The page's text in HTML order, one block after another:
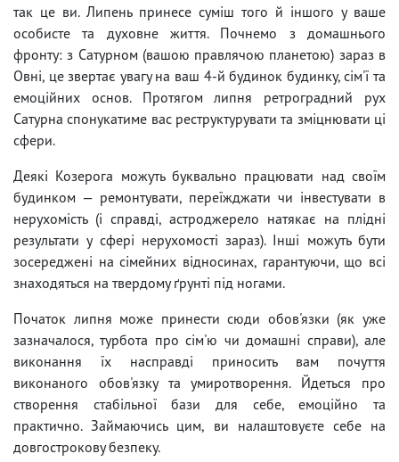
так це ви. Липень принесе суміш того й іншого у ваше
особисте та духовне життя. Почнемо з домашнього
фронту: з Сатурном (вашою правлячою планетою) зараз в
Овні, це звертає увагу на ваш 4-й будинок будинку, сім'ї та
емоційних основ. Протягом липня ретроградний рух
Сатурна спонукатиме вас реструктурувати та зміцнювати ці
сфери.
Деякі Козерога можуть буквально працювати над своїм
будинком — ремонтувати, переїжджати чи інвестувати в
нерухомість (і справді, астроджерело натякає на плідні
результати у сфері нерухомості зараз). Інші можуть бути
зосереджені на сімейних відносинах, гарантуючи, що всі
знаходяться на твердому ґрунті під ногами.
Початок липня може принести сюди обов'язки (як уже
зазначалося, турбота про сім'ю чи домашні справи), але
виконання їх насправді приносить вам почуття
виконаного обов'язку та умиротворення. Йдеться про
створення стабільної бази для себе, емоційно та
практично. Займаючись цим, ви налаштовуєте себе на
довгострокову безпеку.